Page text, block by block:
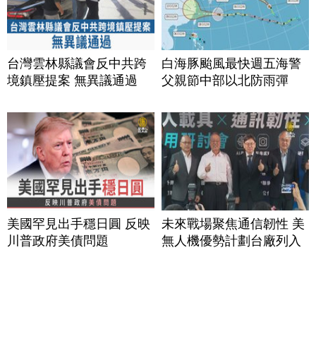
台灣雲林縣議會反中共跨
境鎮壓提案 無異議通過
白海豚颱風最快週五海警
父親節中部以北防雨彈
美國罕見出手穩日圓 反映
川普政府美債問題
未來戰場聚焦通信韌性 美
無人機優勢計劃台廠列入